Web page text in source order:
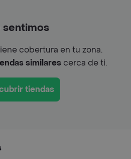
sentimos
cobertura en tu zona.
similarescerca de ti.
tiendas